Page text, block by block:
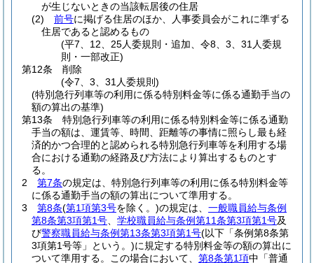
が生じないときの当該転居後の住居
(2)
前号に掲げる住居のほか、人事委員会がこれに準ずる
住居であると認めるもの
(平7、12、25人委規則・追加、令8、3、31人委規
則・一部改正)
第12条
削除
(令7、3、31人委規則)
(特別急行列車等の利用に係る特別料金等に係る通勤手当の
額の算出の基準)
第13条
特別急行列車等の利用に係る特別料金等に係る通勤
手当の額は、運賃等、時間、距離等の事情に照らし最も経
済的かつ合理的と認められる特別急行列車等を利用する場
合における通勤の経路及び方法により算出するものとす
る。
2
第7条の規定は、特別急行列車等の利用に係る特別料金等
に係る通勤手当の額の算出について準用する。
3
第8条(第1項第3号を除く。)の規定は、 一般職員給与条例
第8条第3項第1号
学校職員給与条例第11条第3項第1号及
び警察職員給与条例第13条第3項第1号(以下「条例第8条第
3項第1号等」という。)に規定する特別料金等の額の算出に
ついて準用する。
この場合において、 第8条第1項中「普通